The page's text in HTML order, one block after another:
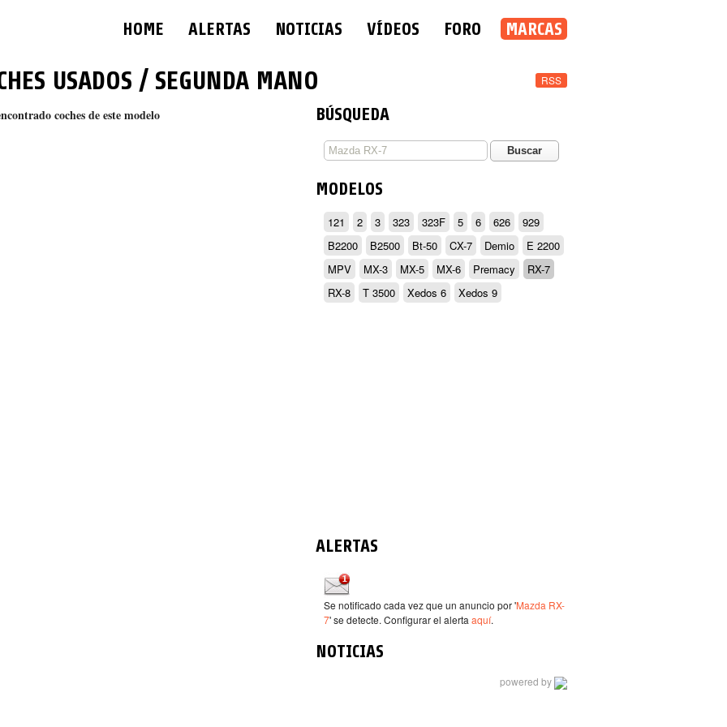
HOME ALERTAS NOTICIAS VÍDEOS FORO MARCAS
RSS
USADOS / SEGUNDA MANO
coches de este modelo BÚSQUEDA
MODELOS
121 2 3 323 323F 5 6 626
929
B2200
B2500 Bt-50 CX-7 Demio
E 2200
MPV
MX-3 MX-5 MX-6 Premacy
RX-7
RX-8
T 3500 Xedos 6 Xedos 9
ALERTAS
Se notificado cada vez que un anuncio por 'Mazda RX-
7' se detecte. Configurar el alerta aquí.
NOTICIAS
powered by